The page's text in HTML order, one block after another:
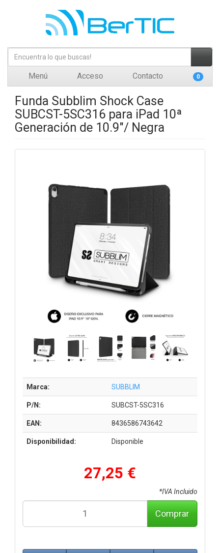
Menú Acceso Contacto 0
Funda Subblim Shock Case
SUBCST-5SC316 para iPad 10ª
Generación de 10.9"/ Negra
Marca: SUBBLIM
P/N: SUBCST-5SC316
EAN: 8436586743642
Disponibilidad: Disponible
27,25 €
*IVA Incluido
Comprar